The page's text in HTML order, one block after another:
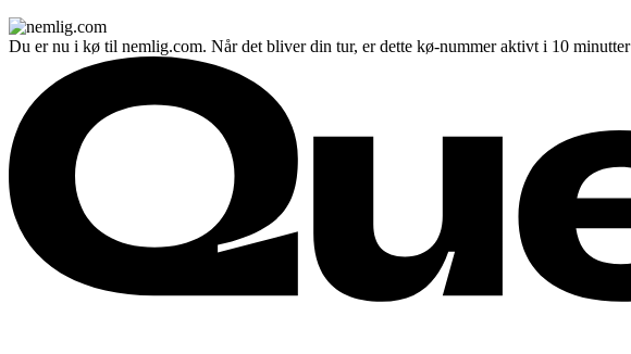
Du er nu i kø til nemlig.com. Når det bliver din tur, er dette kø-nummer aktivt i 10 minutter